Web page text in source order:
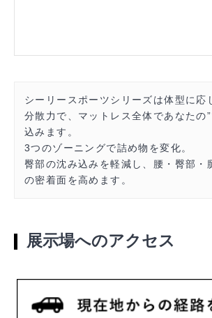
シーリースポーツシリーズは体型に応
分散力で、マットレス全体であなたの
込みます。
3つのゾーニングで詰め物を変化。
臀部の沈み込みを軽減し、腰・臀部・
の密着面を高めます。
展示場へのアクセス